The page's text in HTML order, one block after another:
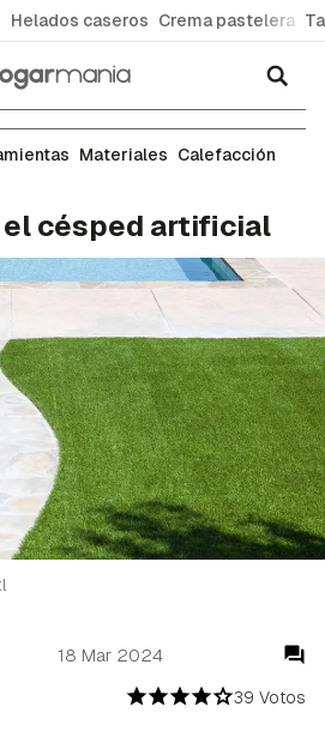
Helados caseros Crema pastelera
Materiales Calefacción
césped artificial
39 Votos
18 Mar 2024